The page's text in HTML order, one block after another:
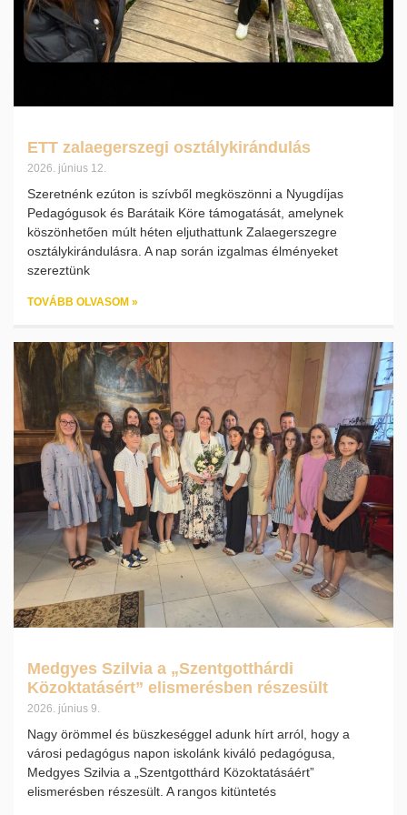
ETT zalaegerszegi osztálykirándulás
2026. június 12.
Szeretnénk ezúton is szívből megköszönni a Nyugdíjas
Pedagógusok és Barátaik Köre támogatását, amelynek
köszönhetően múlt héten eljuthattunk Zalaegerszegre
osztálykirándulásra. A nap során izgalmas élményeket
szereztünk
TOVÁBB OLVASOM »
Medgyes Szilvia a „Szentgotthárdi
Közoktatásért” elismerésben részesült
2026. június 9.
Nagy örömmel és büszkeséggel adunk hírt arról, hogy a
városi pedagógus napon iskolánk kiváló pedagógusa,
Medgyes Szilvia a „Szentgotthárd Közoktatásáért”
elismerésben részesült. A rangos kitüntetés